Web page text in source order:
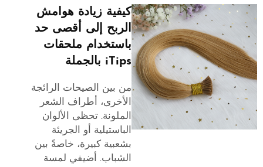
كيفية زيادة هوامش
الربح إلى أقصى حد
باستخدام ملحقات
iTips بالجملة
من بين الصيحات الرائجة
الأخرى، أطراف الشعر
الملونة. تحظى الألوان
الباستيلية أو الجريئة
بشعبية كبيرة، خاصةً بين
الشباب. أضيفي لمسة